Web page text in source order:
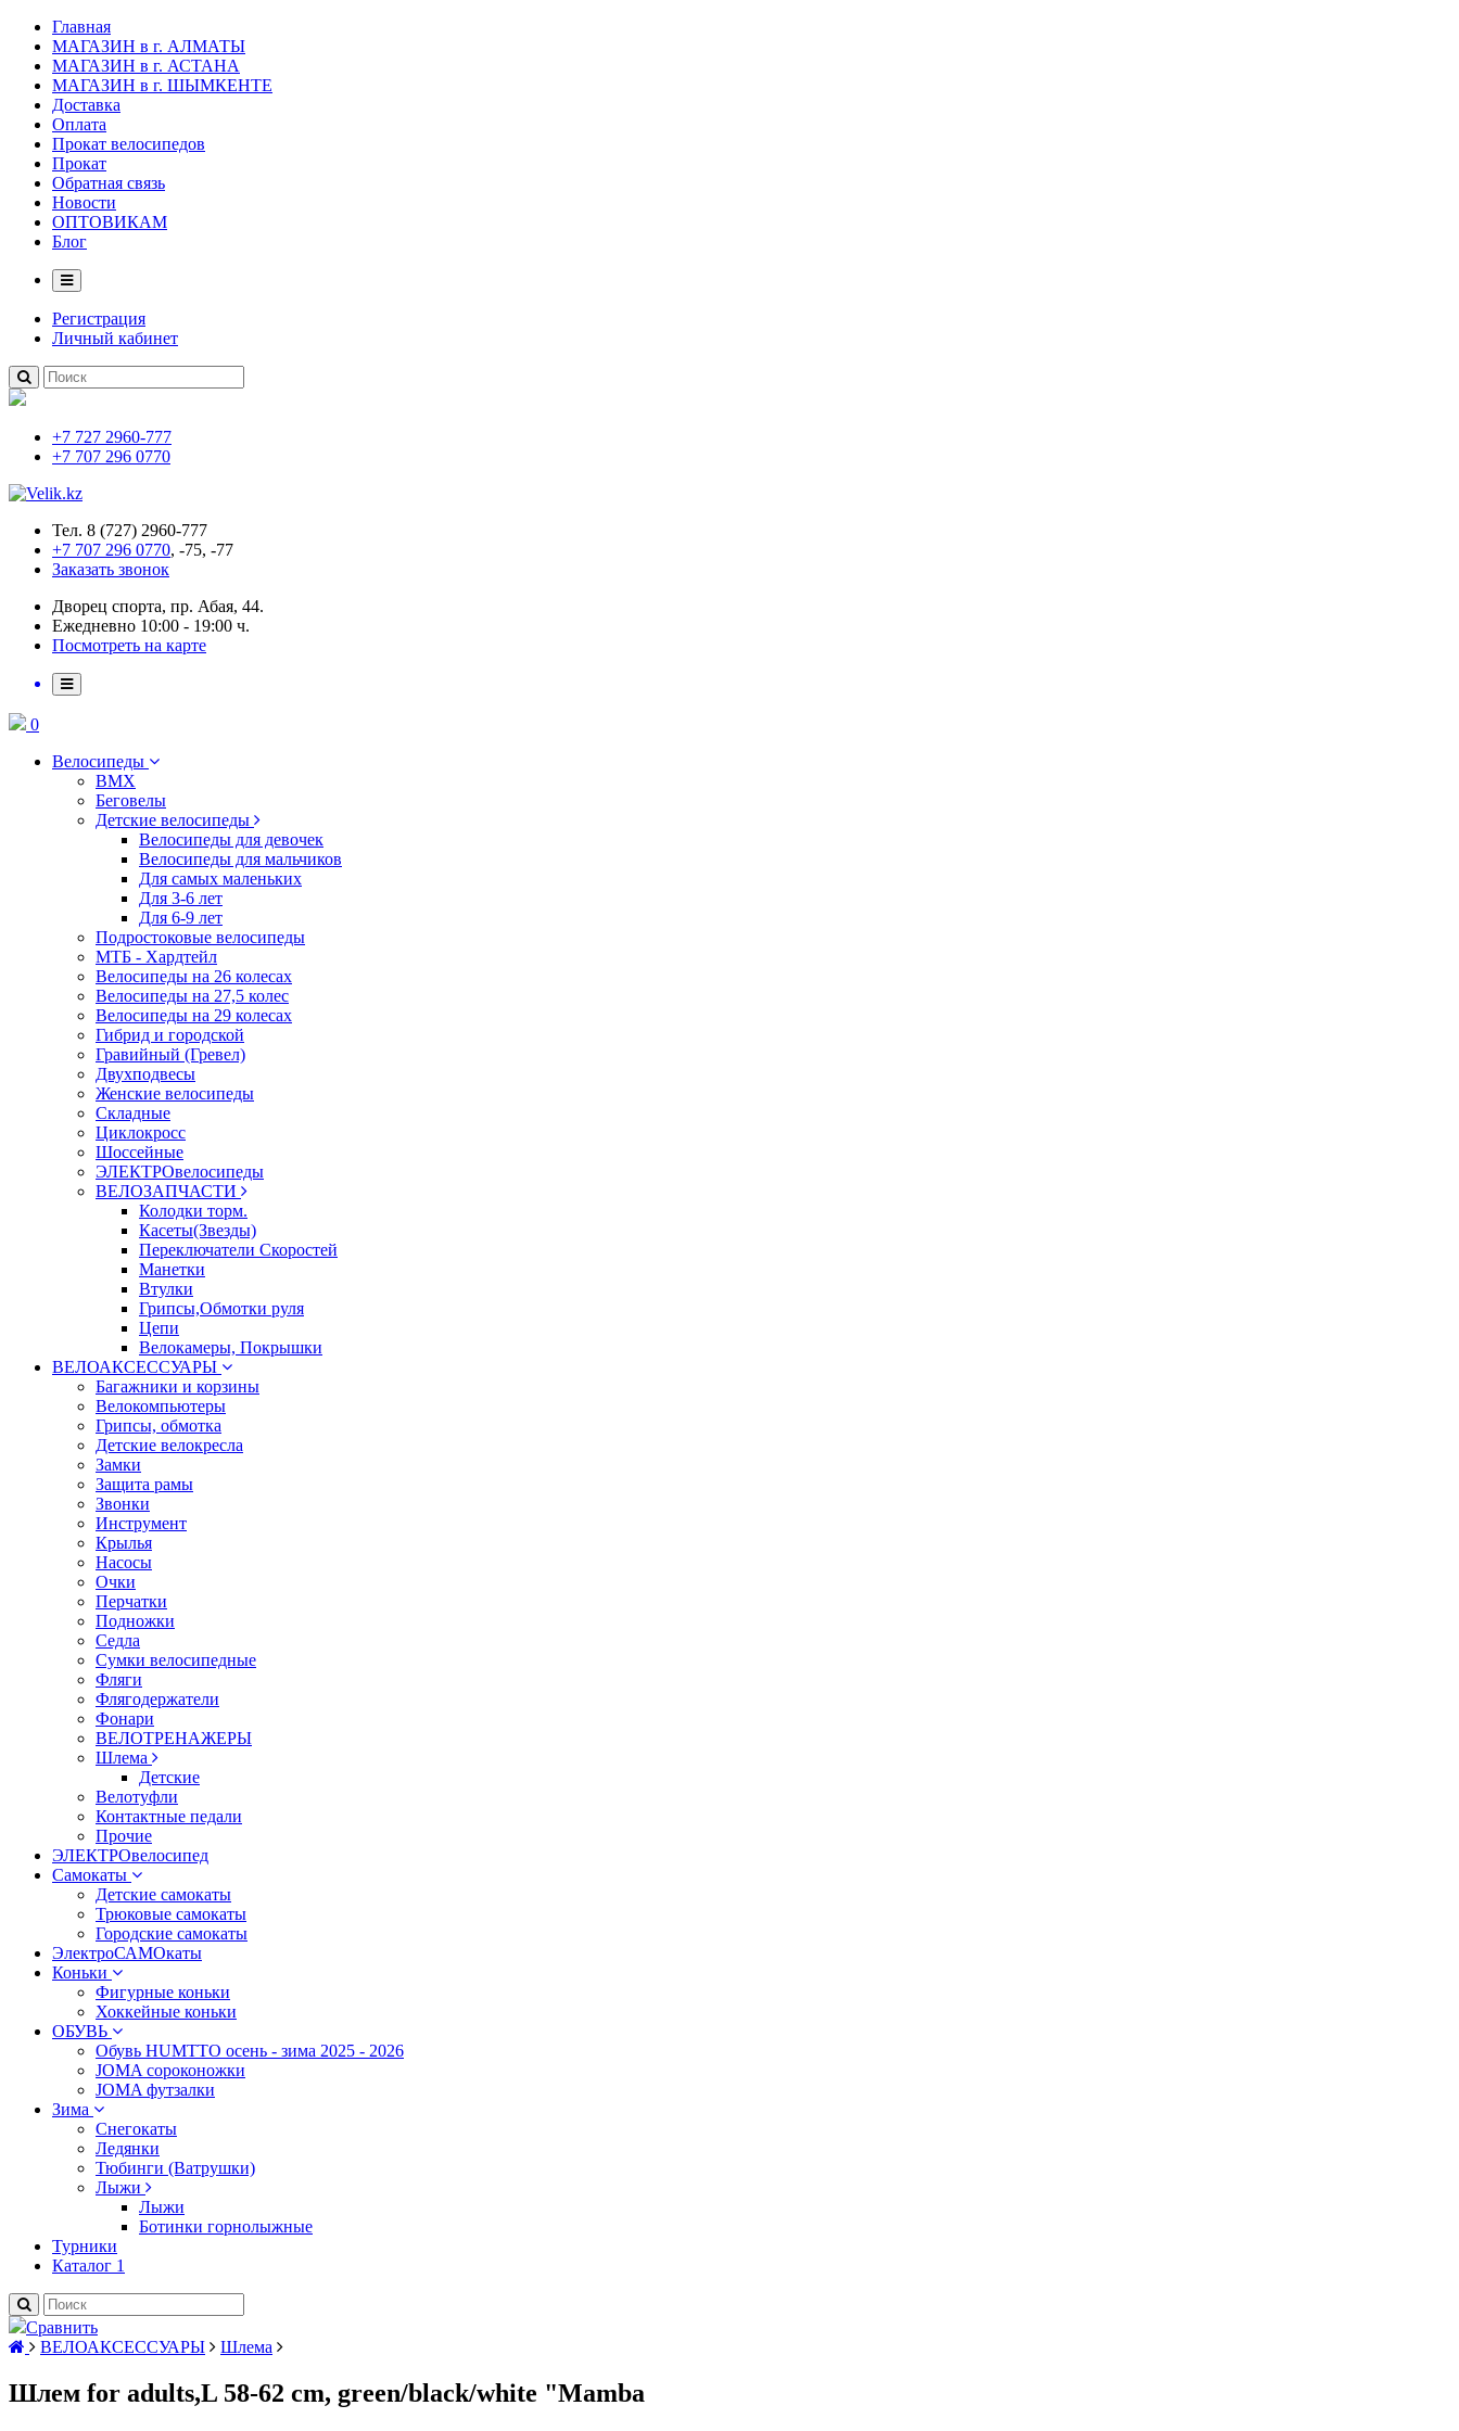
Главная
МАГАЗИН в г. АЛМАТЫ
МАГАЗИН в г. АСТАНА
МАГАЗИН в г. ШЫМКЕНТЕ
Доставка
Оплата
Прокат велосипедов
Прокат
Обратная связь
Новости
ОПТОВИКАМ
Блог
Регистрация
Личный кабинет
+7 727 2960-777
+7 707 296 0770
Тел. 8 (727) 2960-777
+7 707 296 0770, -75, -77
Заказать звонок
Дворец спорта, пр. Абая, 44.
Ежедневно 10:00 - 19:00 ч.
Посмотреть на карте
0
Велосипеды
BMX
Беговелы
Детские велосипеды
Велосипеды для девочек
Велосипеды для мальчиков
Для самых маленьких
Для 3-6 лет
Для 6-9 лет
Подростоковые велосипеды
МТБ - Хардтейл
Велосипеды на 26 колесах
Велосипеды на 27,5 колес
Велосипеды на 29 колесах
Гибрид и городской
Гравийный (Гревел)
Двухподвесы
Женские велосипеды
Складные
Циклокросс
Шоссейные
ЭЛЕКТРОвелосипеды
ВЕЛОЗАПЧАСТИ
Колодки торм.
Касеты(Звезды)
Переключатели Скоростей
Манетки
Втулки
Грипсы,Обмотки руля
Цепи
Велокамеры, Покрышки
ВЕЛОАКСЕССУАРЫ
Багажники и корзины
Велокомпьютеры
Грипсы, обмотка
Детские велокресла
Замки
Защита рамы
Звонки
Инструмент
Крылья
Насосы
Очки
Перчатки
Подножки
Седла
Сумки велосипедные
Фляги
Флягодержатели
Фонари
ВЕЛОТРЕНАЖЕРЫ
Шлема
Детские
Велотуфли
Контактные педали
Прочие
ЭЛЕКТРОвелосипед
Самокаты
Детские самокаты
Трюковые самокаты
Городские самокаты
ЭлектроСАМОкаты
Коньки
Фигурные коньки
Хоккейные коньки
ОБУВЬ
Обувь HUMTTO осень - зима 2025 - 2026
JOMA сороконожки
JOMA футзалки
Зима
Снегокаты
Ледянки
Тюбинги (Ватрушки)
Лыжи
Лыжи
Ботинки горнолыжные
Турники
Каталог 1
Сравнить
ВЕЛОАКСЕССУАРЫ
Шлема
Шлем for adults,L 58-62 cm, green/black/white "Mamba